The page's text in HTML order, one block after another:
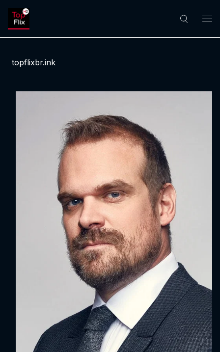
topflixbr.ink